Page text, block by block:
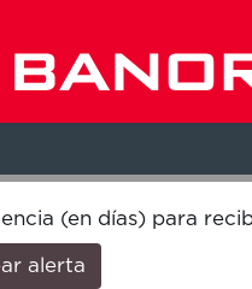
clave
(en días) para
alerta